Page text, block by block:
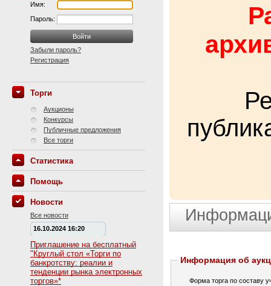
Имя:
Пароль:
Забыли пароль?
Регистрация
Торги
Аукционы
Конкурсы
Публичные предложения
Все торги
Статистика
Помощь
Новости
Все новости
16.10.2024 16:20
Приглашение на бесплатный
"Круглый стол «Торги по
банкротству: реалии и
тенденции рынка электронных
торгов»*
Информация об
Форма торга по составу